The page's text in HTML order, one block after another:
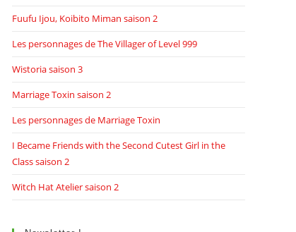
Fuufu Ijou, Koibito Miman saison 2
Les personnages de The Villager of Level 999
Wistoria saison 3
Marriage Toxin saison 2
Les personnages de Marriage Toxin
I Became Friends with the Second Cutest Girl in the
Class saison 2
Witch Hat Atelier saison 2